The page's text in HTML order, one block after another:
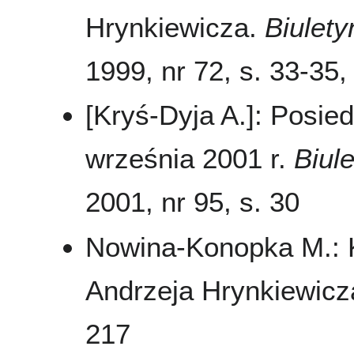
Hrynkiewicza.
1999, nr 72, s. 33-
[Kryś-Dyja A.]:
września 2001 r.
2001, nr 95, s. 30
Nowina-Konopka M.:
Andrzeja
217